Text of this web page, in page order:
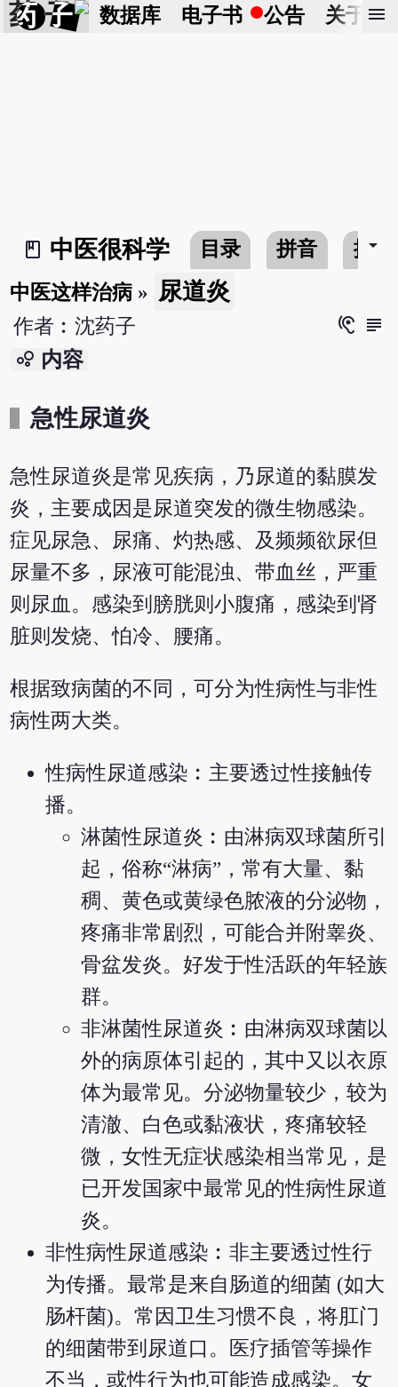
药 子 数据库 电子书 公告 关于 menu
book_2
中医很科学 目录 拼音 搜寻
arrow_drop_down
中医这样治病 » 尿道炎
作者︰沈药子 hearing subject
bubble_chart 内容
急性尿道炎
急性尿道炎是常见疾病，乃尿道的黏膜发
炎，主要成因是尿道突发的微生物感染。
症见尿急、尿痛、灼热感、及频频欲尿但
尿量不多，尿液可能混浊、带血丝，严重
则尿血。感染到膀胱则小腹痛，感染到肾
脏则发烧、怕冷、腰痛。
根据致病菌的不同，可分为性病性与非性
病性两大类。
性病性尿道感染︰主要透过性接触传
播。
淋菌性尿道炎︰由淋病双球菌所引
起，俗称“淋病”，常有大量、黏
稠、黄色或黄绿色脓液的分泌物，
疼痛非常剧烈，可能合并附睾炎、
骨盆发炎。好发于性活跃的年轻族
群。
非淋菌性尿道炎︰由淋病双球菌以
外的病原体引起的，其中又以衣原
体为最常见。分泌物量较少，较为
清澈、白色或黏液状，疼痛较轻
微，女性无症状感染相当常见，是
已开发国家中最常见的性病性尿道
炎。
非性病性尿道感染︰非主要透过性行
为传播。最常是来自肠道的细菌 (如大
肠杆菌)。常因卫生习惯不良，将肛门
的细菌带到尿道口。医疗插管等操作
不当，或性行为也可能造成感染。女